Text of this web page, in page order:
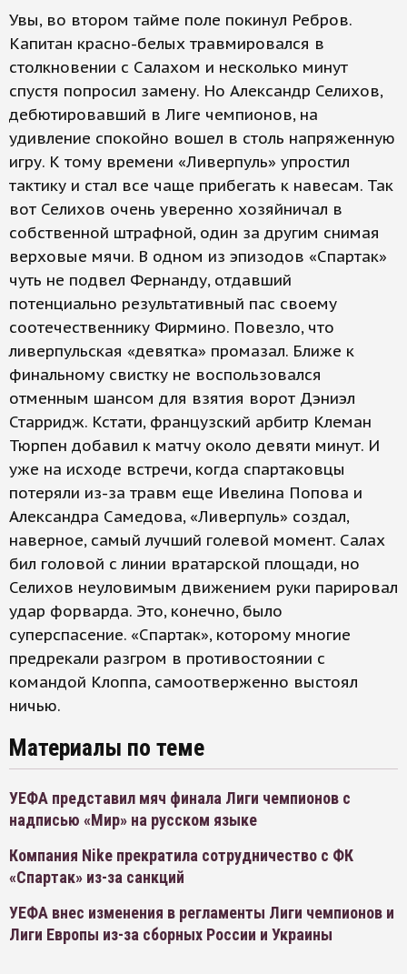
Увы, во втором тайме поле покинул Ребров.
Капитан красно-белых травмировался в
столкновении с Салахом и несколько минут
спустя попросил замену. Но Александр Селихов,
дебютировавший в Лиге чемпионов, на
удивление спокойно вошел в столь напряженную
игру. К тому времени «Ливерпуль» упростил
тактику и стал все чаще прибегать к навесам. Так
вот Селихов очень уверенно хозяйничал в
собственной штрафной, один за другим снимая
верховые мячи. В одном из эпизодов «Спартак»
чуть не подвел Фернанду, отдавший
потенциально результативный пас своему
соотечественнику Фирмино. Повезло, что
ливерпульская «девятка» промазал. Ближе к
финальному свистку не воспользовался
отменным шансом для взятия ворот Дэниэл
Старридж. Кстати, французский арбитр Клеман
Тюрпен добавил к матчу около девяти минут. И
уже на исходе встречи, когда спартаковцы
потеряли из-за травм еще Ивелина Попова и
Александра Самедова, «Ливерпуль» создал,
наверное, самый лучший голевой момент. Салах
бил головой с линии вратарской площади, но
Селихов неуловимым движением руки парировал
удар форварда. Это, конечно, было
суперспасение. «Спартак», которому многие
предрекали разгром в противостоянии с
командой Клоппа, самоотверженно выстоял
ничью.
Материалы по теме
УЕФА представил мяч финала Лиги чемпионов с
надписью «Мир» на русском языке
Компания Nike прекратила сотрудничество с ФК
«Спартак» из-за санкций
УЕФА внес изменения в регламенты Лиги чемпионов и
Лиги Европы из-за сборных России и Украины